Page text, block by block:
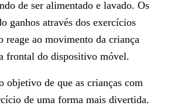
de ser alimentado e lavado. Os
ganhos através dos exercícios
reage ao movimento da criança
frontal do dispositivo móvel.
objetivo de que as crianças com
de uma forma mais divertida.